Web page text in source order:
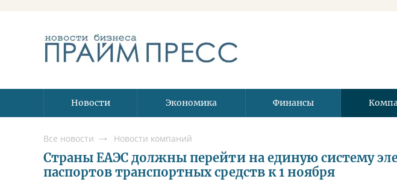
Новости Экономика Финансы
Все новости Новости компаний
Страны ЕАЭС должны перейти на единую систему
паспортов транспортных средств к 1 ноября